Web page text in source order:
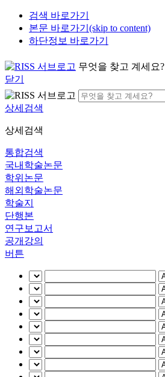
검색 바로가기
본문 바로가기(skip to content)
하단정보 바로가기
무엇을 찾고 계세요?
닫기
상세검색
상세검색
통합검색
국내학술논문
학위논문
해외학술논문
학술지
단행본
연구보고서
공개강의
버튼